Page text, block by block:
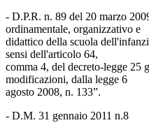
- D.P.R. n. 89 del 20 marzo
ordinamentale, organizzativo e
didattico della scuola
sensi dell'articolo 64,
comma 4, del decreto-legge 25
modificazioni, dalla legge 6
agosto 2008, n. 133”.
- D.M. 31 gennaio 2011 n.8